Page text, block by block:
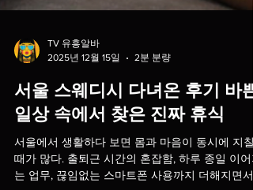
2025년 12월 15일
2분 분량
서울 스웨디시 다녀온 후기 바쁜
일상 속에서 찾은 진짜 휴식
서울에서 생활하다 보면 몸과 마음이 동시에 지칠
때가 많다. 출퇴근 시간의 혼잡함, 하루 종일 이어